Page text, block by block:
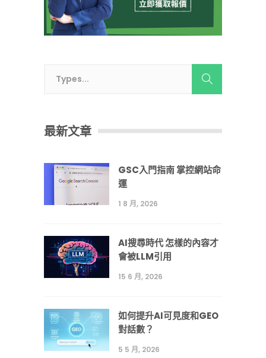
最新文章
GSC入門指南 掌控網站命
運
1 8 月, 2026
AI搜尋時代 怎樣的內容才
會被LLM引用
15 6 月, 2026
如何提升AI可見度和GEO
對話數？
5 5 月, 2026